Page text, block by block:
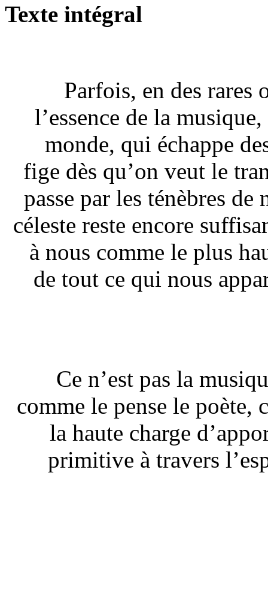
Texte intégral
Parfois, en des rares
l’essence de la
monde, qui échappe
fige dès qu’on veut le
passe par les ténèbres
céleste reste encore
à nous comme le plus
de tout ce qui nous
Ce n’est pas la
comme le pense le poète,
la haute charge
primitive à travers